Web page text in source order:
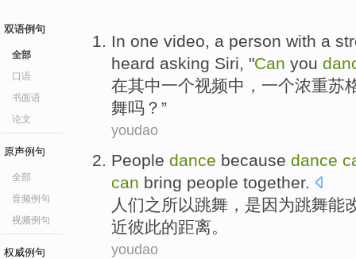
双语例句
全部
口语
书面语
论文
原声例句
全部
音频例句
视频例句
权威例句
In one video, a person with a
heard asking Siri, "Can you
在其中一个视频中， 一个浓重苏
舞吗？”
youdao
People dance because dance
can bring people together.
人们之所以跳舞 ， 是因为跳舞能
近彼此的距离。
youdao